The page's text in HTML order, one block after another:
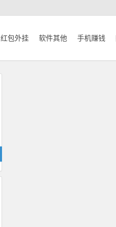
红包外挂 软件其他 手机赚钱